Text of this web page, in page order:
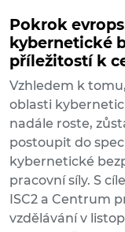
Pokrok
kybernetické
příležitostí k
Vzhledem k
oblasti
nadále roste,
postoupit do
kybernetické
pracovní síly. S
ISC2 a Centrum
vzdělávání v